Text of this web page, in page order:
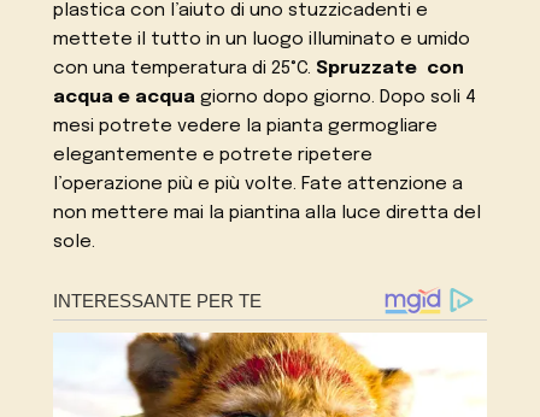
plastica con l’aiuto di uno stuzzicadenti e
mettete il tutto in un luogo illuminato e umido
con una temperatura di 25°C. Spruzzate con
acqua e acqua giorno dopo giorno. Dopo soli 4
mesi potrete vedere la pianta germogliare
elegantemente e potrete ripetere
l’operazione più e più volte. Fate attenzione a
non mettere mai la piantina alla luce diretta del
sole.